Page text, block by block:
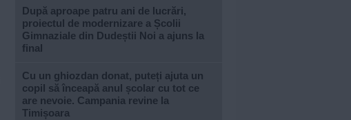
După aproape patru ani de lucrări,
proiectul de modernizare a Școlii
Gimnaziale din Dudeștii Noi a ajuns la
final
Cu un ghiozdan donat, puteți ajuta un
copil să înceapă anul școlar cu tot ce
are nevoie. Campania revine la
Timișoara